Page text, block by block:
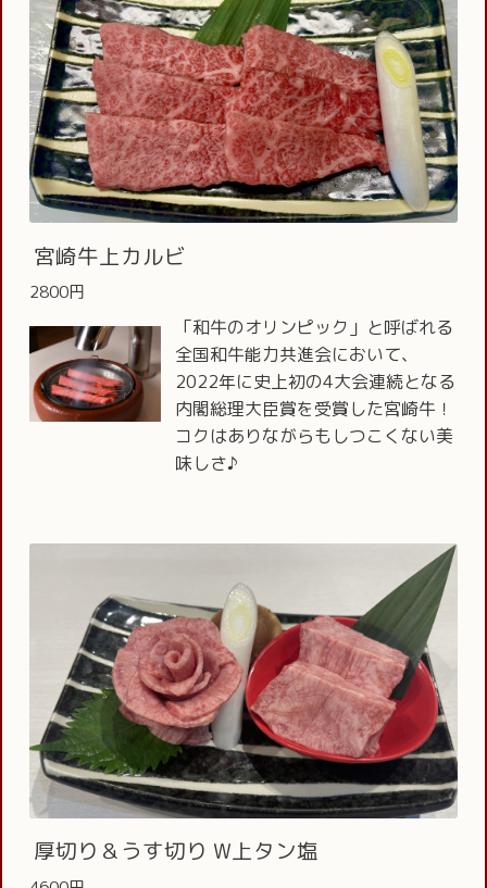
宮崎牛上カルビ
2800円
「和牛のオリンピック」と呼ばれる
全国和牛能力共進会において、
2022年に史上初の4大会連続となる
内閣総理大臣賞を受賞した宮崎牛！
コクはありながらもしつこくない美
味しさ♪
厚切り＆うす切り W上タン塩